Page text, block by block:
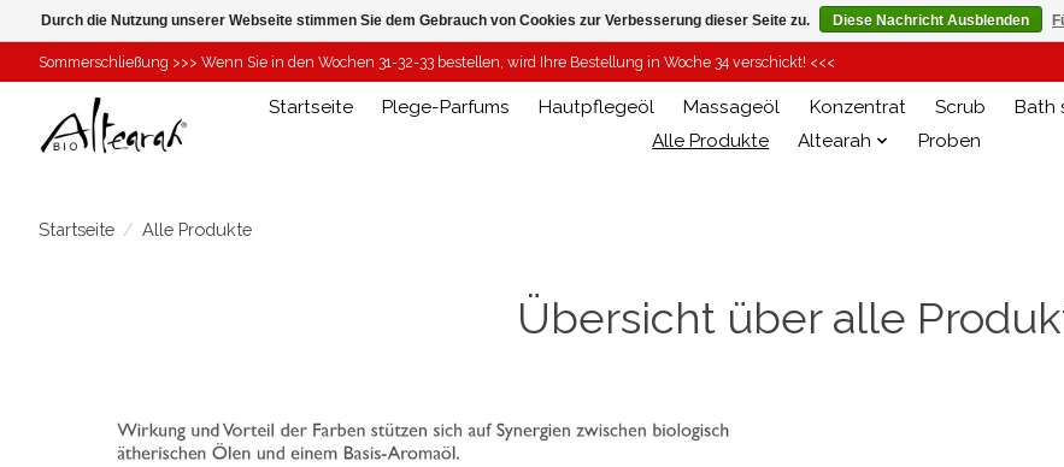
Sommerschließung >>> Wenn Sie in den Wochen 31-32-33 bestellen, wird Ihre Bestellung in Woche 34 verschickt! <<<
Startseite Plege-Parfums Hautpflegeöl Massageöl Konzentrat Scrub Bath
Alle Produkte
Altearah Proben
Startseite / Alle Produkte
Übersicht über alle
Durch die Nutzung unserer Webseite stimmen Sie dem Gebrauch von Cookies zur Verbesserung dieser Seite zu. Diese Nachricht Ausblenden